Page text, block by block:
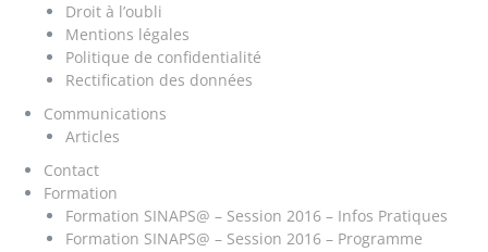
Droit à l’oubli
Mentions légales
Politique de confidentialité
Rectification des données
Communications
Articles
Contact
Formation
Formation SINAPS@ – Session 2016 – Infos Pratiques
Formation SINAPS@ – Session 2016 – Programme